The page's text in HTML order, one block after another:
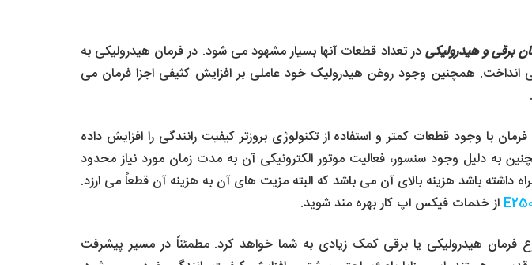
برقی و هیدرولیکیدر تعداد قطعات آنها بسیار مشهود می شود. در فرمان هیدرولیکی به
انداخت. همچنین وجود روغن هیدرولیک خود عاملی بر افزایش کثیفی اجزا فرمان می
با وجود قطعات کمتر و استفاده از تکنولوژی بروزتر کیفیت رانندگی را افزایش داده
به دلیل وجود سنسور، فعالیت موتور الکترونیکی آن به مدت زمان مورد نیاز محدود
باشد هزینه بالای آن می باشد که البته مزیت های آن به هزینه آن قطعاً می ارزد.
از خدمات فیکس اپ کار بهره مند شوید.
فرمان هیدرولیکی یا برقی کمک زیادی به شما خواهد کرد. مطمئناً در مسیر پیشرفت